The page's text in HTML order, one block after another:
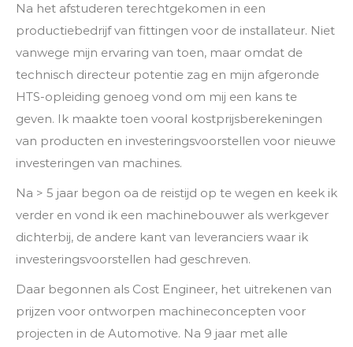
Na het afstuderen terechtgekomen in een
productiebedrijf van fittingen voor de installateur. Niet
vanwege mijn ervaring van toen, maar omdat de
technisch directeur potentie zag en mijn afgeronde
HTS-opleiding genoeg vond om mij een kans te
geven. Ik maakte toen vooral kostprijsberekeningen
van producten en investeringsvoorstellen voor nieuwe
investeringen van machines.
Na > 5 jaar begon oa de reistijd op te wegen en keek ik
verder en vond ik een machinebouwer als werkgever
dichterbij, de andere kant van leveranciers waar ik
investeringsvoorstellen had geschreven.
Daar begonnen als Cost Engineer, het uitrekenen van
prijzen voor ontworpen machineconcepten voor
projecten in de Automotive. Na 9 jaar met alle